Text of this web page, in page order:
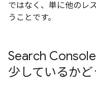
ではなく、単に他のレ
うことです。
Search
少しているか